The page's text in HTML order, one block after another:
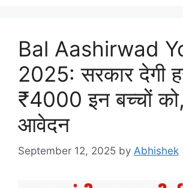
Bal Aashirwad
2025: सरकार देगी
₹4000 इन बच्चों
आवेदन
September 12, 2025 by Abhishek